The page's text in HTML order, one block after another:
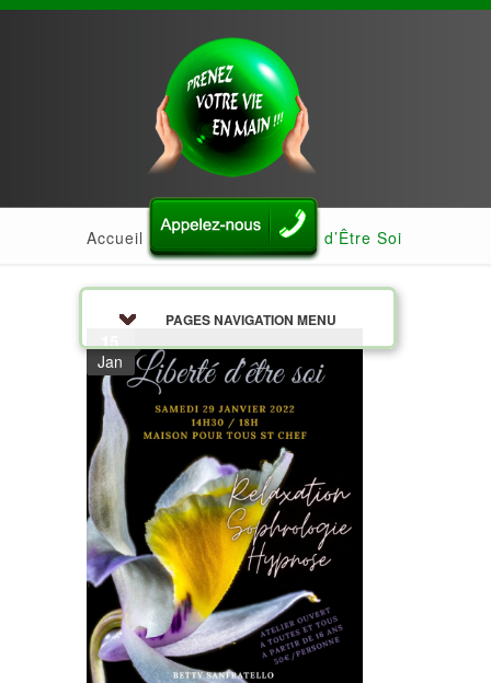
PAGES NAVIGATION MENU
Accueil » Actualités » Liberté d’Être Soi
15
Jan